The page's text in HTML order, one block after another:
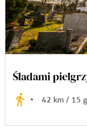
Śladami
• 42 km / 15